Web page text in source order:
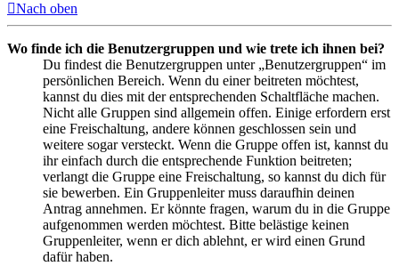
Nach oben
Wo finde ich die Benutzergruppen und wie trete ich ihnen bei?
Du findest die Benutzergruppen unter „Benutzergruppen“ im
persönlichen Bereich. Wenn du einer beitreten möchtest,
kannst du dies mit der entsprechenden Schaltfläche machen.
Nicht alle Gruppen sind allgemein offen. Einige erfordern erst
eine Freischaltung, andere können geschlossen sein und
weitere sogar versteckt. Wenn die Gruppe offen ist, kannst du
ihr einfach durch die entsprechende Funktion beitreten;
verlangt die Gruppe eine Freischaltung, so kannst du dich für
sie bewerben. Ein Gruppenleiter muss daraufhin deinen
Antrag annehmen. Er könnte fragen, warum du in die Gruppe
aufgenommen werden möchtest. Bitte belästige keinen
Gruppenleiter, wenn er dich ablehnt, er wird einen Grund
dafür haben.